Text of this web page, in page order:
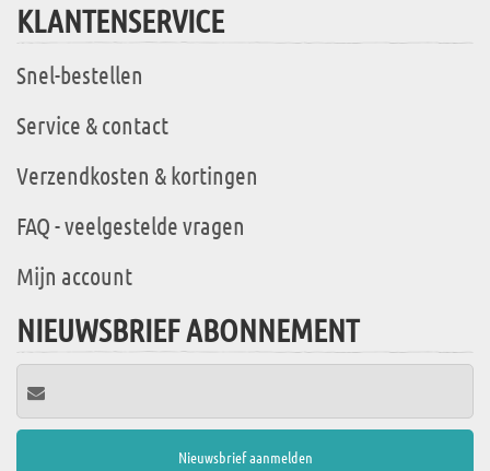
KLANTENSERVICE
Snel-bestellen
Service & contact
Verzendkosten & kortingen
FAQ - veelgestelde vragen
Mijn account
NIEUWSBRIEF ABONNEMENT